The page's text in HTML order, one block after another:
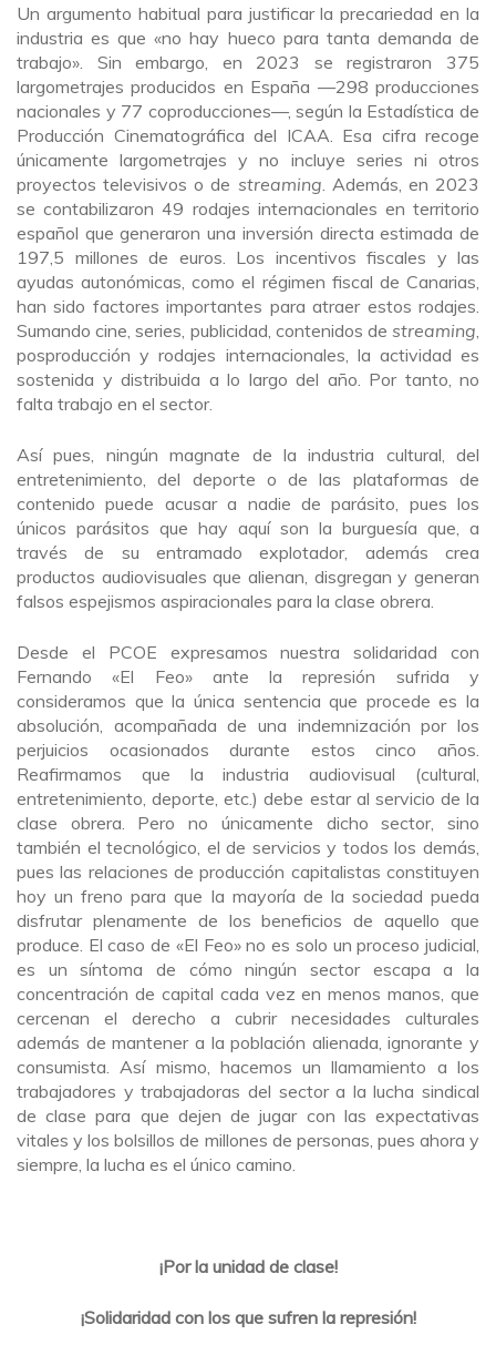
Un argumento habitual para justificar la precariedad en la
industria es que «no hay hueco para tanta demanda de
trabajo». Sin embargo, en 2023 se registraron 375
largometrajes producidos en España —298 producciones
nacionales y 77 coproducciones—, según la Estadística de
Producción Cinematográfica del ICAA. Esa cifra recoge
únicamente largometrajes y no incluye series ni otros
proyectos televisivos o de streaming . Además, en 2023
se contabilizaron 49 rodajes internacionales en territorio
español que generaron una inversión directa estimada de
197,5 millones de euros. Los incentivos fiscales y las
ayudas autonómicas, como el régimen fiscal de Canarias,
han sido factores importantes para atraer estos rodajes.
Sumando cine, series, publicidad, contenidos de streaming
posproducción y rodajes internacionales, la actividad es
sostenida y distribuida a lo largo del año. Por tanto, no
falta trabajo en el sector.
Así pues, ningún magnate de la industria cultural, del
entretenimiento, del deporte o de las plataformas de
contenido puede acusar a nadie de parásito, pues los
únicos parásitos que hay aquí son la burguesía que, a
través de su entramado explotador, además crea
productos audiovisuales que alienan, disgregan y generan
falsos espejismos aspiracionales para la clase obrera.
Desde el PCOE expresamos nuestra solidaridad con
Fernando «El Feo» ante la represión sufrida y
consideramos que la única sentencia que procede es la
absolución, acompañada de una indemnización por los
perjuicios ocasionados durante estos cinco años.
Reafirmamos que la industria audiovisual (cultural,
entretenimiento, deporte, etc.) debe estar al servicio de la
clase obrera. Pero no únicamente dicho sector, sino
también el tecnológico, el de servicios y todos los demás,
pues las relaciones de producción capitalistas constituyen
hoy un freno para que la mayoría de la sociedad pueda
disfrutar plenamente de los beneficios de aquello que
produce. El caso de «El Feo» no es solo un proceso judicial,
es un síntoma de cómo ningún sector escapa a la
concentración de capital cada vez en menos manos, que
cercenan el derecho a cubrir necesidades culturales
además de mantener a la población alienada, ignorante y
consumista. Así mismo, hacemos un llamamiento a los
trabajadores y trabajadoras del sector a la lucha sindical
de clase para que dejen de jugar con las expectativas
vitales y los bolsillos de millones de personas, pues ahora y
siempre, la lucha es el único camino.
¡Por la unidad de clase!
¡Solidaridad con los que sufren la represión!